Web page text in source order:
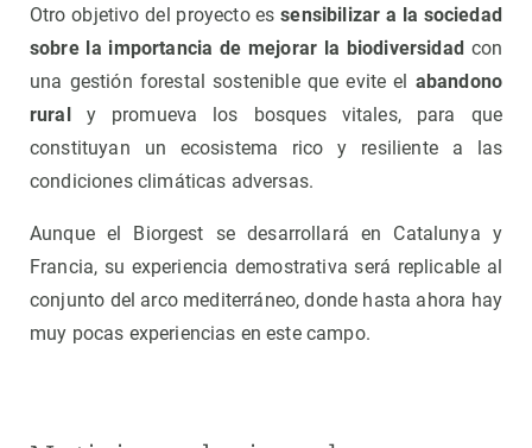
Otro objetivo del proyecto essensibilizar a la sociedad
sobre la importancia de mejorar la biodiversidadcon
una gestión forestal sostenible que evite el abandono
ruraly promueva los bosques vitales, para que
constituyan un ecosistema rico y resiliente a las
condiciones climáticas adversas.
Aunque el Biorgest se desarrollará en Catalunya y
Francia, su experiencia demostrativa será replicable al
conjunto del arco mediterráneo, donde hasta ahora hay
muy pocas experiencias en este campo.